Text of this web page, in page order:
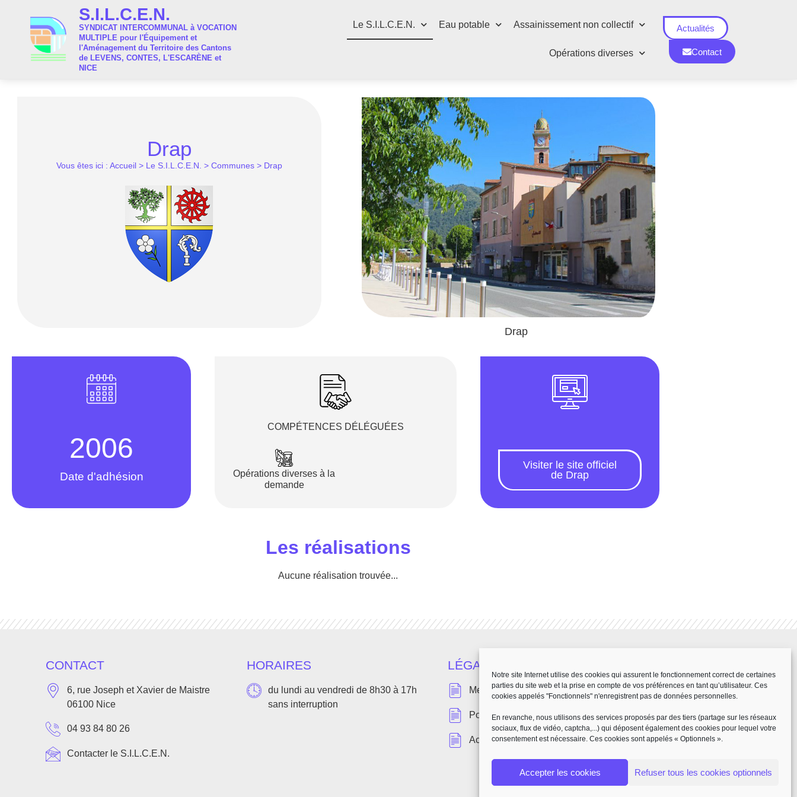
Notre site Internet utilise des cookies qui assurent le fonctionnement correct de certaines
parties du site web et la prise en compte de vos préférences en tant qu’utilisateur. Ces
cookies appelés "Fonctionnels" n'enregistrent pas de données personnelles.
En revanche, nous utilisons des services proposés par des tiers (partage sur les réseaux
sociaux, flux de vidéo, captcha,...) qui déposent également des cookies pour lequel votre
consentement est nécessaire. Ces cookies sont appelés « Optionnels ».
Accepter les cookies Refuser tous les cookies optionnels
S.I.L.C.E.N.
SYNDICAT INTERCOMMUNAL à VOCATION
MULTIPLE pour l'Équipement et
l'Aménagement du Territoire des Cantons
de LEVENS, CONTES, L'ESCARÈNE et
NICE
Le S.I.L.C.E.N. Eau potable Assainissement non collectif
Opérations diverses
Actualités
Contact
Drap
Vous êtes ici : Accueil > Le S.I.L.C.E.N. > Communes> Drap
Drap
Date d'adhésion
2006
COMPÉTENCES DÉLÉGUÉES
Opérations diverses à la
demande
Visiter le site officiel
de Drap
Les réalisations
Aucune réalisation trouvée...
CONTACT
6, rue Joseph et Xavier de Maistre
06100 Nice
04 93 84 80 26
Contacter le S.I.L.C.E.N.
HORAIRES
du lundi au vendredi de 8h30 à 17h
sans interruption
LÉGAL
Mentions légales
Politique de confidentialité
Accessibilité(bientôt disponible)